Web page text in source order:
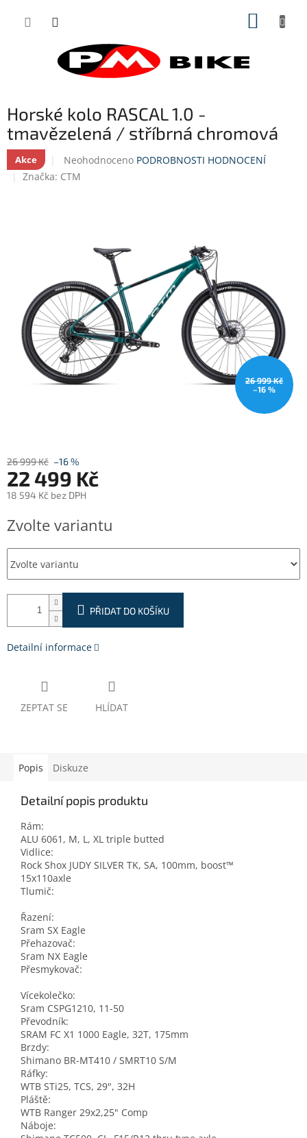
Horské kolo RASCAL 1.0 -
tmavězelená / stříbrná chromová
Akce
Průměrné
hodnocení
hvězdiček.
Neohodnoceno PODROBNOSTI HODNOCENÍ
Značka: CTM
26 999 Kč
–16 %
26 999 Kč –16 %
22 499 Kč
18 594 Kč bez DPH
cena:
Zvolte variantu
PŘIDAT DO KOŠÍKU
Detailní informace
ZEPTAT SE HLÍDAT
Popis Diskuze
Detailní popis produktu
Rám:
ALU 6061, M, L, XL triple butted
Vidlice:
Rock Shox JUDY SILVER TK, SA, 100mm, boost™
15x110axle
Tlumič:
Řazení:
Sram SX Eagle
Přehazovač:
Sram NX Eagle
Přesmykovač:
Vícekolečko:
Sram CSPG1210, 11-50
Převodník:
SRAM FC X1 1000 Eagle, 32T, 175mm
Brzdy:
Shimano BR-MT410 / SMRT10 S/M
Ráfky:
WTB STi25, TCS, 29", 32H
Pláště:
WTB Ranger 29x2,25" Comp
Náboje: